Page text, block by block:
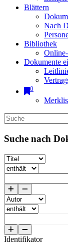
Blättern
Nach
Bibliothek
Dokumente
0
Suche nach
Identifikator